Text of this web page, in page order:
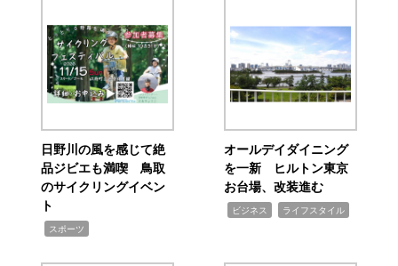
日野川の風を感じて絶
品ジビエも満喫 鳥取
のサイクリングイベン
ト
スポーツ
オールデイダイニング
を一新 ヒルトン東京
お台場、改装進む
ビジネス ライフスタイル